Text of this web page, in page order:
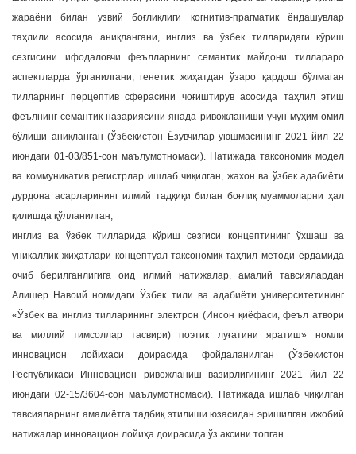
жараёни билан узвий боғлиқлиги когнитив-прагматик ёндашувлар
таҳлили асосида аниқлангани, инглиз ва ўзбек тилларидаги кўриш
сезгисини ифодаловчи феълларнинг семантик майдони тиллараро
аспектларда ўрганилгани, генетик жиҳатдан ўзаро қардош бўлмаган
тилларнинг перцептив сферасини чоғиштирув асосида таҳлил этиш
феълнинг семантик назариясини янада ривожланиши учун муҳим омил
бўлиши аниқланган (Ўзбекистон Ёзувчилар уюшмасининг 2021 йил 22
июндаги 01-03/851-сон маълумотномаси). Натижада таксономик модел
ва коммуникатив регистрлар ишлаб чиқилган, жахон ва ўзбек адабиёти
дурдона асарларининг илмий тадқиқи билан боғлиқ муаммоларни ҳал
қилишда қўлланилган;
инглиз ва ўзбек тилларида кўриш сезгиси концептининг ўхшаш ва
уникаллик жиҳатлари концептуал-таксономик таҳлил методи ёрдамида
очиб берилганлигига оид илмий натижалар, амалий тавсиялардан
Алишер Навоий номидаги Ўзбек тили ва адабиёти университетининг
«Ўзбек ва инглиз тилларининг электрон (Инсон қиёфаси, феъл атвори
ва миллий тимсоллар тасвири) поэтик луғатини яратиш» номли
инновацион лойихаси доирасида фойдаланилган (Ўзбекистон
Республикаси Инновацион ривожланиш вазирлигининг 2021 йил 22
июндаги 02-15/3604-сон маълумотномаси). Натижада ишлаб чиқилган
тавсияларнинг амалиётга тадбиқ этилиши юзасидан эришилган ижобий
натижалар инновацион лойиҳа доирасида ўз аксини топган.